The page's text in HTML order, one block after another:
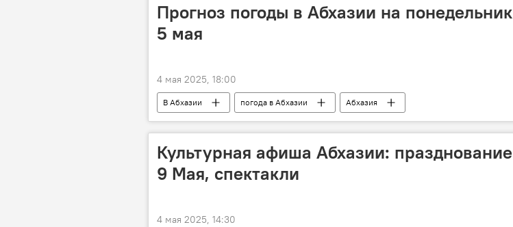
Прогноз погоды в Абхазии на понедельник
5 мая
4 мая 2025, 18:00
В Абхазии погода в Абхазии Абхазия
Культурная афиша Абхазии: празднование
9 Мая, спектакли
4 мая 2025, 14:30